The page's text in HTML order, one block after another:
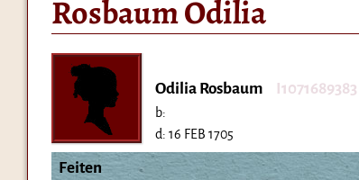
Rosbaum Odilia
Odilia Rosbaum I1071689383
b:
d: 16 FEB 1705
Feiten